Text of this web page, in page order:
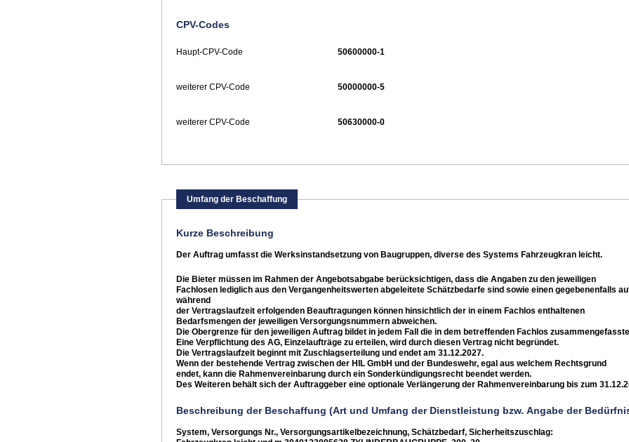
CPV-Codes
Haupt-CPV-Code 50600000-1
weiterer CPV-Code 50000000-5
weiterer CPV-Code 50630000-0
Umfang der Beschaffung
Kurze Beschreibung
Der Auftrag umfasst die Werksinstandsetzung von Baugruppen, diverse des Systems Fahrzeugkran leicht.
Die Bieter müssen im Rahmen der Angebotsabgabe berücksichtigen, dass die Angaben zu den jeweiligen
Fachlosen lediglich aus den Vergangenheitswerten abgeleitete Schätzbedarfe sind sowie einen gegebenenfalls
während
der Vertragslaufzeit erfolgenden Beauftragungen können hinsichtlich der in einem Fachlos enthaltenen
Bedarfsmengen der jeweiligen Versorgungsnummern abweichen.
Die Obergrenze für den jeweiligen Auftrag bildet in jedem Fall die in dem betreffenden Fachlos
Eine Verpflichtung des AG, Einzelaufträge zu erteilen, wird durch diesen Vertrag nicht begründet.
Die Vertragslaufzeit beginnt mit Zuschlagserteilung und endet am 31.12.2027.
Wenn der bestehende Vertrag zwischen der HIL GmbH und der Bundeswehr, egal aus welchem Rechtsgrund
endet, kann die Rahmenvereinbarung durch ein Sonderkündigungsrecht beendet werden.
Des Weiteren behält sich der Auftraggeber eine optionale Verlängerung der Rahmenvereinbarung bis zum
Beschreibung der Beschaffung (Art und Umfang der Dienstleistung bzw. Angabe der
System, Versorgungs Nr., Versorgungsartikelbezeichnung, Schätzbedarf, Sicherheitszuschlag: